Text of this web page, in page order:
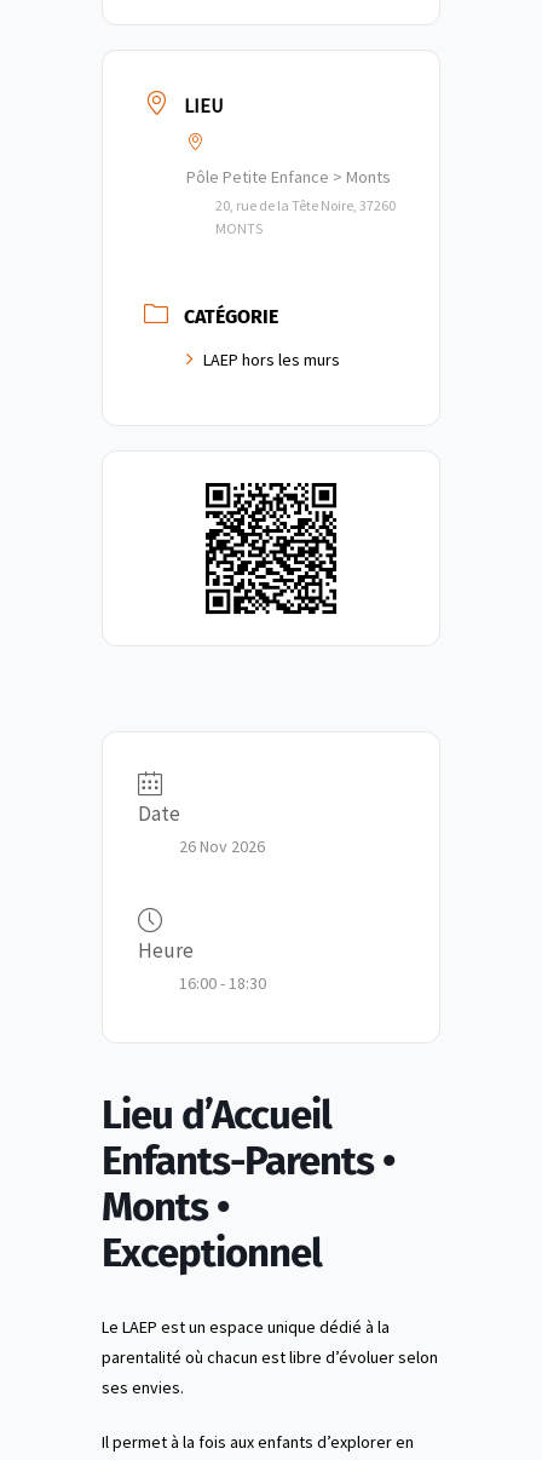
LIEU
Pôle Petite Enfance > Monts
20, rue de la Tête Noire, 37260
MONTS
CATÉGORIE
LAEP hors les murs
Date
26 Nov 2026
Heure
16:00 - 18:30
Lieu d’Accueil
Enfants-Parents •
Monts •
Exceptionnel
Le LAEP est un espace unique dédié à la
parentalité où chacun est libre d’évoluer selon
ses envies.
Il permet à la fois aux enfants d’explorer en